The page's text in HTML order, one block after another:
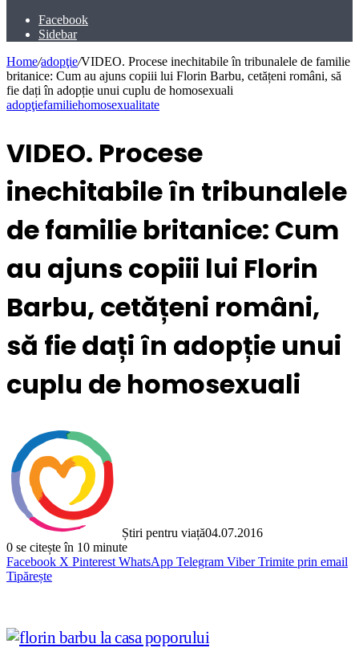
Facebook
Sidebar
Home/adopţie/VIDEO. Procese inechitabile în tribunalele de familie
britanice: Cum au ajuns copiii lui Florin Barbu, cetățeni români, să
fie dați în adopție unui cuplu de homosexuali
adopţiefamiliehomosexualitate
VIDEO. Procese
inechitabile în tribunalele
de familie britanice: Cum
au ajuns copiii lui Florin
Barbu, cetățeni români,
să fie dați în adopție unui
cuplu de homosexuali
Știri pentru viață04.07.2016
0 se citește în 10 minute
Facebook X Pinterest WhatsApp Telegram Viber Trimite prin email
Tipărește